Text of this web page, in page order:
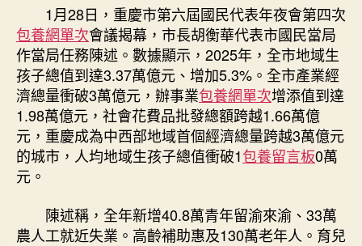
孩
子
總
值
到
專
包
養
網
萬
億
元〉
1月28日，重慶市第六屆國民代表年夜會第四次
包養網單次會議揭幕，市長胡衡華代表市國民當局
作當局任務陳述。數據顯示，2025年，全市地域生
孩子總值到達3.37萬億元、增加5.3%。全市產業經
濟總量衝破3萬億元，辦事業包養網單次增添值到達
1.98萬億元，社會花費品批發總額跨越1.66萬億
元，重慶成為中西部地域首個經濟總量跨越3萬億元
的城市，人均地域生孩子總值衝破1包養留言板0萬
元。
陳述稱，全年新增40.8萬青年留渝來渝、33萬
農人工就近失業。高齡補助惠及130萬老年人。育兒